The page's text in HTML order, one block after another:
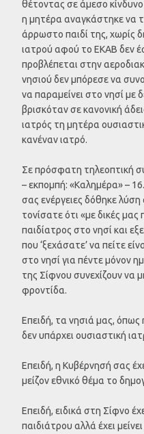
θέτοντας σε άμεσο
η μητέρα αναγκάστηκε να
άρρωστο παιδί της, χωρίς
ιατρού αφού το ΕΚΑΒ δεν
προβλέπεται στην
νησιού δεν μπόρεσε να
να παραμείνει στο νησί με
βρισκόταν σε κανονική
ιατρός τη μητέρα
κανέναν ιατρό.
Σε πρόσφατη τηλεοπτική
– εκπομπή: «Καλημέρα» –
σας ενέργειες δόθηκε
τονίσατε ότι «με δικές
παιδίατρος στο νησί και
που ‘ξεχάσατε’ να πείτε
στο νησί για πέντε μόνον
της Σίφνου συνεχίζουν να
φροντίδα.
Επειδή, τα νησιά μας,
δεν υπάρχει ουσιαστική
Επειδή, η Κυβέρνησή σας
μείζον εθνικό θέμα το
Επειδή, ειδικά στη Σίφνο
παιδιάτρου αλλά έχει